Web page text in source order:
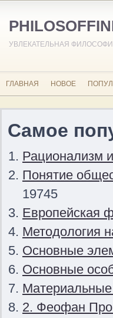
УВЛЕКАТЕЛЬНАЯ
ГЛАВНАЯ НОВОЕ
Самое
Рационализм
Понятие
19745
Европейская
Методология
Основные
Основные
2. Феофан